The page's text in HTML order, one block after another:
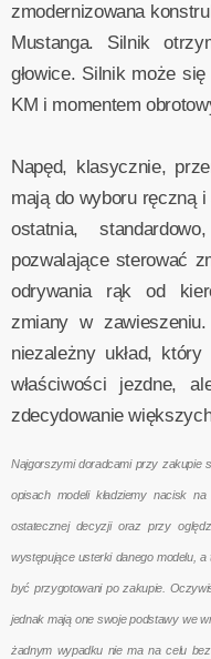
zmodernizowana
Mustanga. Silnik
głowice. Silnik może
KM i momentem
Napęd, klasycznie,
mają do wyboru ręczną
ostatnia,
pozwalające sterować
odrywania rąk od
zmiany w
niezależny układ,
właściwości jezdne,
zdecydowanie
Najgorszymi doradcami przy zakupie
opisach modeli kładziemy nacisk
ostatecznej decyzji oraz przy
występujące usterki danego modelu,
być przygotowani po zakupie.
jednak mają one swoje podstawy we
żadnym wypadku nie ma na celu